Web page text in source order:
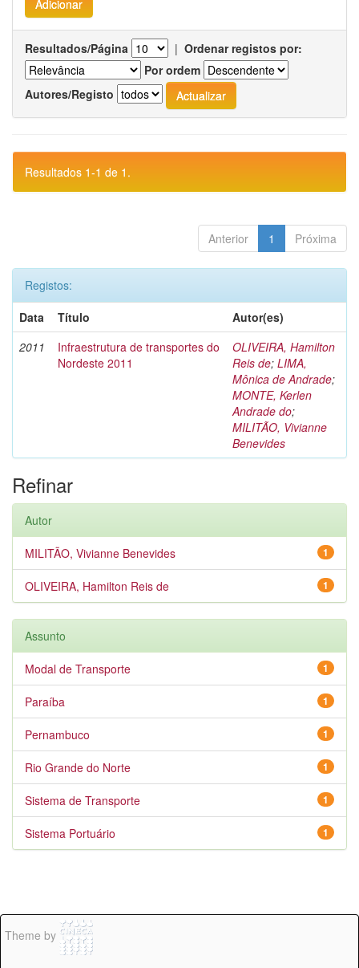
Resultados/Página | Ordenar registos por:
Por ordem
Autores/Registo
Resultados 1-1 de 1.
Anterior 1 Próxima
Registos:
Data
Título
Autor(es)
2011
Infraestrutura de transportes do
Nordeste 2011
OLIVEIRA, Hamilton
Reis de; LIMA,
Mônica de Andrade;
MONTE, Kerlen
Andrade do;
MILITÃO, Vivianne
Benevides
Refinar
Autor
1
MILITÃO, Vivianne Benevides
1
OLIVEIRA, Hamilton Reis de
Assunto
1
Modal de Transporte
1
Paraíba
1
Pernambuco
1
Rio Grande do Norte
1
Sistema de Transporte
1
Sistema Portuário
Theme by